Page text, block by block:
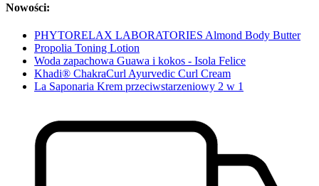
Nowości:
PHYTORELAX LABORATORIES Almond Body Butter
Propolia Toning Lotion
Woda zapachowa Guawa i kokos - Isola Felice
Khadi® ChakraCurl Ayurvedic Curl Cream
La Saponaria Krem przeciwstarzeniowy 2 w 1